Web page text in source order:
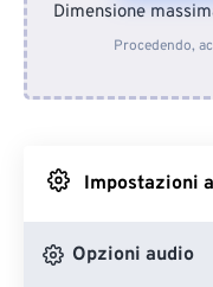
Dimensione
Procedendo,
Impostazioni
Opzioni audio